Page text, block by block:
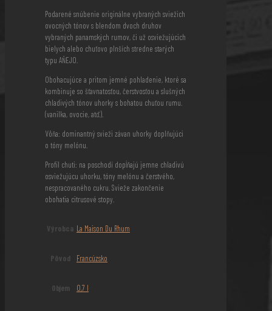
Podarené snúbenie originálne vybraných sviežich
ovocných tónov s blendom dvoch druhov
vybraných panamských rumov, či už osviežujúcich
bielych alebo chuťovo plnších stredne starých
typu AŇEJO.
Obohacujúce a pritom jemné pohladenie, ktoré sa
kombinuje so šťavnatosťou, čerstvosťou a slušných
chladivých tónov uhorky s bohatou chuťou rumu.
(vanilka, ovocie, atď.).
Vôňa: dominantný svieži závan uhorky doplňujúci
o tóny melónu.
Profil chuti: na poschodí dopĺňajú jemne chladivú
osviežujúcu uhorku, tóny melónu a čerstvého,
nespracovaného cukru. Svieže zakončenie
obohatia citrusové stopy.
Výrobca La Maison Du Rhum
Pôvod Francúzsko
Objem 0,7 l